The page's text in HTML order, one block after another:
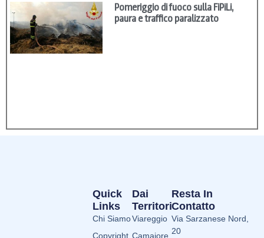
Pomeriggio di fuoco sulla FiPiLi,
paura e traffico paralizzato
Dai
Territori
Viareggio
Camaiore
Quick
Links
Chi Siamo
Copyright
Resta In
Contatto
Via Sarzanese Nord,
20